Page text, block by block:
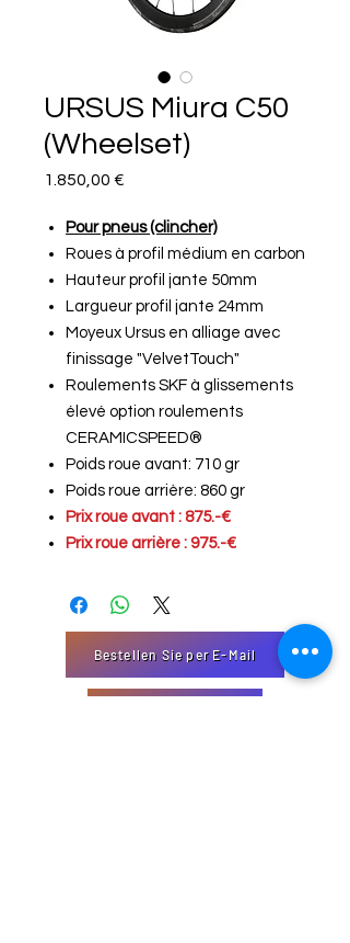
URSUS Miura C50
(Wheelset)
1.850,00 €
Pour pneus (clincher)
Roues à profil médium en carbon
Hauteur profil jante 50mm
Largueur profil jante 24mm
Moyeux Ursus en alliage avec
finissage "VelvetTouch"
Roulements SKF à glissements
élevé option roulements
CERAMICSPEED®
Poids roue avant: 710 gr
Poids roue arrière: 860 gr
Prix roue avant : 875.-€
Prix roue arrière : 975.-€
Bestellen Sie per E-Mail